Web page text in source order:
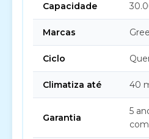
Capacidade
Marcas Gree
Ciclo
Climatiza até 40
Garantia
5